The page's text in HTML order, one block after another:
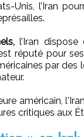
Unis, l’Iran
l’Iran dispose
réputé pour ses
par
américain,
critiques aux